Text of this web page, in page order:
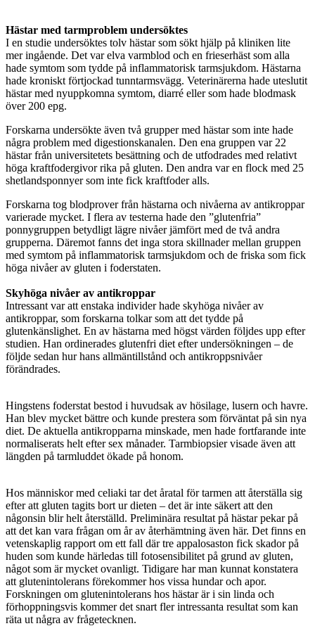
Hästar med tarmproblem undersöktes
I en studie undersöktes tolv hästar som sökt hjälp på kliniken lite
mer ingående. Det var elva varmblod och en frieserhäst som alla
hade symtom som tydde på inflammatorisk tarmsjukdom. Hästarna
hade kroniskt förtjockad tunntarmsvägg. Veterinärerna hade uteslutit
hästar med nyuppkomna symtom, diarré eller som hade blodmask
över 200 epg.
Forskarna undersökte även två grupper med hästar som inte hade
några problem med digestionskanalen. Den ena gruppen var 22
hästar från universitetets besättning och de utfodrades med relativt
höga kraftfodergivor rika på gluten. Den andra var en flock med 25
shetlandsponnyer som inte fick kraftfoder alls.
Forskarna tog blodprover från hästarna och nivåerna av antikroppar
varierade mycket. I flera av testerna hade den ”glutenfria”
ponnygruppen betydligt lägre nivåer jämfört med de två andra
grupperna. Däremot fanns det inga stora skillnader mellan gruppen
med symtom på inflammatorisk tarmsjukdom och de friska som fick
höga nivåer av gluten i foderstaten.
Skyhöga nivåer av antikroppar
Intressant var att enstaka individer hade skyhöga nivåer av
antikroppar, som forskarna tolkar som att det tydde på
glutenkänslighet. En av hästarna med högst värden följdes upp efter
studien. Han ordinerades glutenfri diet efter undersökningen – de
följde sedan hur hans allmäntillstånd och antikroppsnivåer
förändrades.
Hingstens foderstat bestod i huvudsak av hösilage, lusern och havre.
Han blev mycket bättre och kunde prestera som förväntat på sin nya
diet. De aktuella antikropparna minskade, men hade fortfarande inte
normaliserats helt efter sex månader. Tarmbiopsier visade även att
längden på tarmluddet ökade på honom.
Hos människor med celiaki tar det åratal för tarmen att återställa sig
efter att gluten tagits bort ur dieten – det är inte säkert att den
någonsin blir helt återställd. Preliminära resultat på hästar pekar på
att det kan vara frågan om år av återhämtning även här. Det finns en
vetenskaplig rapport om ett fall där tre appalosaston fick skador på
huden som kunde härledas till fotosensibilitet på grund av gluten,
något som är mycket ovanligt. Tidigare har man kunnat konstatera
att glutenintolerans förekommer hos vissa hundar och apor.
Forskningen om glutenintolerans hos hästar är i sin linda och
förhoppningsvis kommer det snart fler intressanta resultat som kan
räta ut några av frågetecknen.